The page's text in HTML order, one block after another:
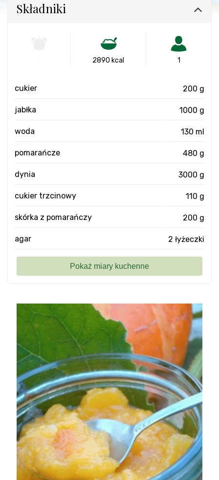
Składniki
2890 kcal 1
cukier 200 g
jabłka 1000 g
woda 130 ml
pomarańcze 480 g
dynia 3000 g
cukier trzcinowy 110 g
skórka z pomarańczy 200 g
agar 2 łyżeczki